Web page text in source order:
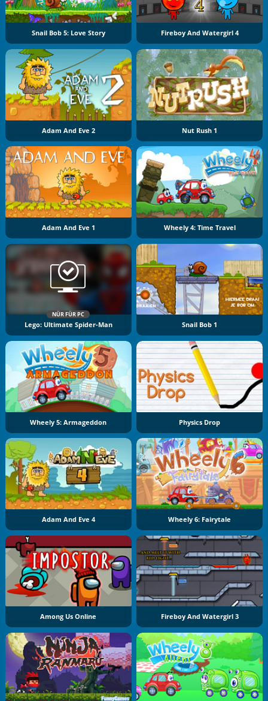
Snail Bob 5: Love Story Fireboy And Watergirl 4
Adam And Eve 2 Nut Rush 1
Adam And Eve 1 Wheely 4: Time Travel
NÜR FÜR PC
Lego: Ultimate Spider-Man Snail Bob 1
Wheely 5: Armageddon Physics Drop
Adam And Eve 4 Wheely 6: Fairytale
Among Us Online Fireboy And Watergirl 3